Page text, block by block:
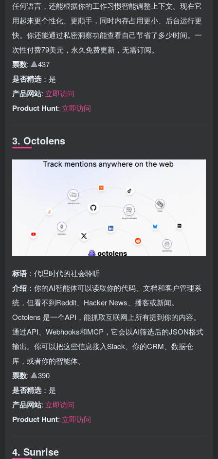
任何语言，还能根据你的工作习惯智能调整上下文。现在它
用起来更个性化、更顺手，同时内存占用更小、后台运行更
快。你还能通过私密洞察功能查看自己节省了多少时间。一
次性付费79美元，永久免费更新，无需订阅。
票数: 🔺437
是否精选 ：是
产品网站: 立即访问
Product Hunt: 立即访问
3. Octolens
标语 ：代理时代的社会聆听
介绍 ：你的AI智能体可以读取你的代码、文档和客户管理系
统，但看不到Reddit、Hacker News、播客或新闻。
Octolens 是一个API，能抓取互联网上所有提到你的内容。
通过API、Webhooks和MCP，它会以AI筛选后的JSON格式
输出。你可以把这些信息接入Slack、你的CRM、数据仓
库，或者你的智能体。
票数: 🔺390
是否精选 ：是
产品网站: 立即访问
Product Hunt: 立即访问
4. Sunrise